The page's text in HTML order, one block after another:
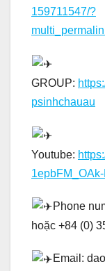
159711547/?
GROUP:
psinhchauau
Youtube:
Phone
hoặc +84 (0)
Email: